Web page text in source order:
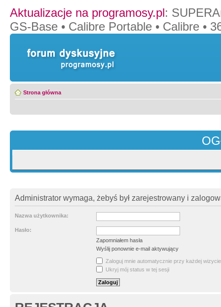
Aktualizacje na programosy.pl:
GS-Base • Calibre Portable • Calibre •
Strona główna
Administrator wymaga, żebyś był zarejestrowany i
Nazwa użytkownika:
Hasło:
Zapomniałem hasła
Wyślij ponownie e-mail aktywujący
Zaloguj mnie automatycznie przy każdej wizycie
Ukryj mój status w tej sesji